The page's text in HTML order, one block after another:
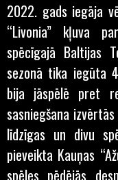
2022. gads iegāja
“Livonia” kļuva
spēcīgajā Baltijas
sezonā tika iegūta
bija jāspēlē pret
sasniegšana
līdzīgas un divu
pieveikta Kauņas
spēles pēdējās